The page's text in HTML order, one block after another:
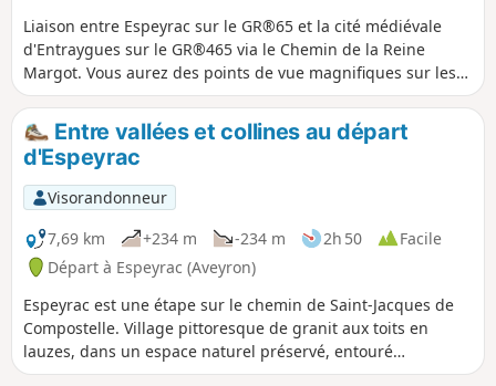
Liaison entre Espeyrac sur le GR®65 et la cité médiévale
d'Entraygues sur le GR®465 via le Chemin de la Reine
Margot. Vous aurez des points de vue magnifiques sur les
vallées du Lot et de la Truyère ainsi que sur les Monts du
Cantal et le Plateau de l'Aubrac. Remarque : cette liaison
vous obligera, si vous n'enchainez pas à Entraygues, à
positionner un véhicule ici et un véhicule pour le retour à
Espeyrac.
Entre vallées et collines au départ
d'Espeyrac
Visorandonneur
7,69 km
+234 m -234 m 2h 50
Facile
Départ à Espeyrac (Aveyron)
Espeyrac est une étape sur le chemin de Saint-Jacques de
Compostelle. Village pittoresque de granit aux toits en
lauzes, dans un espace naturel préservé, entouré
d'anciennes châtaigneraies. Vous trouverez de quoi vous